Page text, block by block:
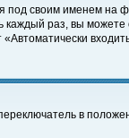
своим именем
каждый раз, вы
в